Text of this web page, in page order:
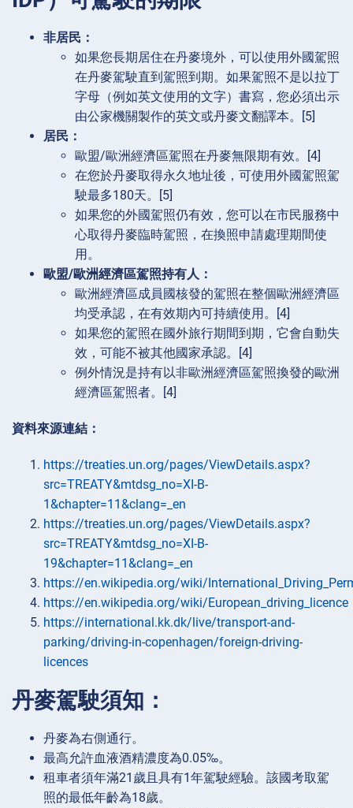
非居民：
如果您長期居住在丹麥境外，可以使用外國駕照
在丹麥駕駛直到駕照到期。如果駕照不是以拉丁
字母（例如英文使用的文字）書寫，您必須出示
由公家機關製作的英文或丹麥文翻譯本。[5]
居民：
歐盟/歐洲經濟區駕照在丹麥無限期有效。[4]
在您於丹麥取得永久地址後，可使用外國駕照駕
駛最多180天。[5]
如果您的外國駕照仍有效，您可以在市民服務中
心取得丹麥臨時駕照，在換照申請處理期間使
用。
歐盟/歐洲經濟區駕照持有人：
歐洲經濟區成員國核發的駕照在整個歐洲經濟區
均受承認，在有效期內可持續使用。[4]
如果您的駕照在國外旅行期間到期，它會自動失
效，可能不被其他國家承認。[4]
例外情況是持有以非歐洲經濟區駕照換發的歐洲
經濟區駕照者。[4]
資料來源連結：
https://treaties.un.org/pages/ViewDetails.aspx?
src=TREATY&mtdsg_no=XI-B-
1&chapter=11&clang=_en
https://treaties.un.org/pages/ViewDetails.aspx?
src=TREATY&mtdsg_no=XI-B-
19&chapter=11&clang=_en
https://en.wikipedia.org/wiki/
https://en.wikipedia.org/wiki/European_driving_licence
https://international.kk.dk/live/transport-and-
parking/driving-in-copenhagen/foreign-driving-
licences
丹麥駕駛須知：
丹麥為右側通行。
最高允許血液酒精濃度為0.05‰。
租車者須年滿21歲且具有1年駕駛經驗。該國考取駕
照的最低年齡為18歲。